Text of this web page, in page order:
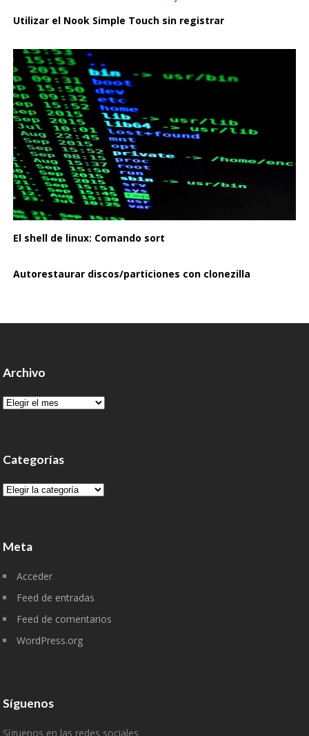
Utilizar el Nook Simple Touch sin registrar
El shell de linux: Comando sort
Autorestaurar discos/particiones con clonezilla
Archivo
Archivo
Categorías
Categorías
Meta
Acceder
Feed de entradas
Feed de comentarios
WordPress.org
Síguenos
Síguenos en las redes sociales